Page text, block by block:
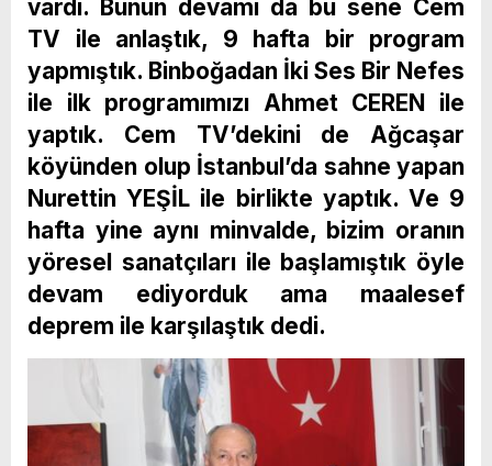
vardı. Bunun devamı da bu sene Cem
TV ile anlaştık, 9 hafta bir program
yapmıştık. Binboğadan İki Ses Bir Nefes
ile ilk programımızı Ahmet CEREN ile
yaptık. Cem TV’dekini de Ağcaşar
köyünden olup İstanbul’da sahne yapan
Nurettin YEŞİL ile birlikte yaptık. Ve 9
hafta yine aynı minvalde, bizim oranın
yöresel sanatçıları ile başlamıştık öyle
devam ediyorduk ama maalesef
deprem ile karşılaştık dedi.